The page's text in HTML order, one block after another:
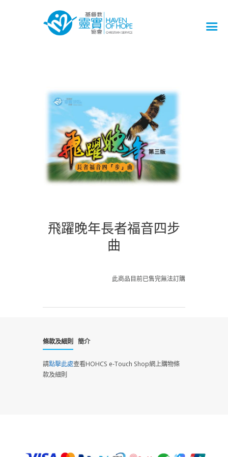
飛躍晚年長者福音四步
曲
此商品目前已售完無法訂購
條款及細則 簡介
請點擊此處查看HOHCS e-Touch Shop網上購物條
款及細則